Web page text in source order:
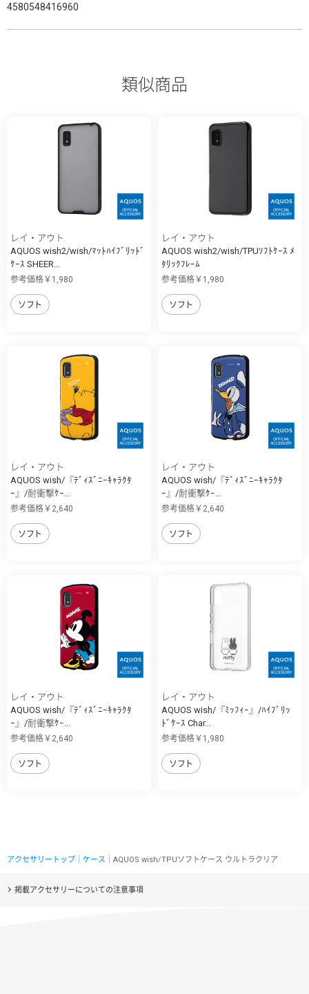
4580548416960
類似商品
レイ・アウト
AQUOS wish2/wish/ﾏｯﾄﾊｲﾌﾞﾘｯﾄﾞ
ｹｰｽ SHEER...
参考価格￥1,980
ソフト
レイ・アウト
AQUOS wish2/wish/TPUｿﾌﾄｹｰｽ ﾒ
ﾀﾘｯｸﾌﾚｰﾑ
参考価格￥1,980
ソフト
レイ・アウト
AQUOS wish/『ﾃﾞｨｽﾞﾆｰｷｬﾗｸﾀ
ｰ』/耐衝撃ｹｰ...
参考価格￥2,640
ソフト
レイ・アウト
AQUOS wish/『ﾃﾞｨｽﾞﾆｰｷｬﾗｸﾀ
ｰ』/耐衝撃ｹｰ...
参考価格￥2,640
ソフト
レイ・アウト
AQUOS wish/『ﾃﾞｨｽﾞﾆｰｷｬﾗｸﾀ
ｰ』/耐衝撃ｹｰ...
参考価格￥2,640
ソフト
レイ・アウト
AQUOS wish/『ﾐｯﾌｨｰ』/ﾊｲﾌﾞﾘｯ
ﾄﾞｹｰｽ Char...
参考価格￥1,980
ソフト
アクセサリートップ ケース ｜AQUOS wish/TPUソフトケース ウルトラクリア
掲載アクセサリーについての注意事項